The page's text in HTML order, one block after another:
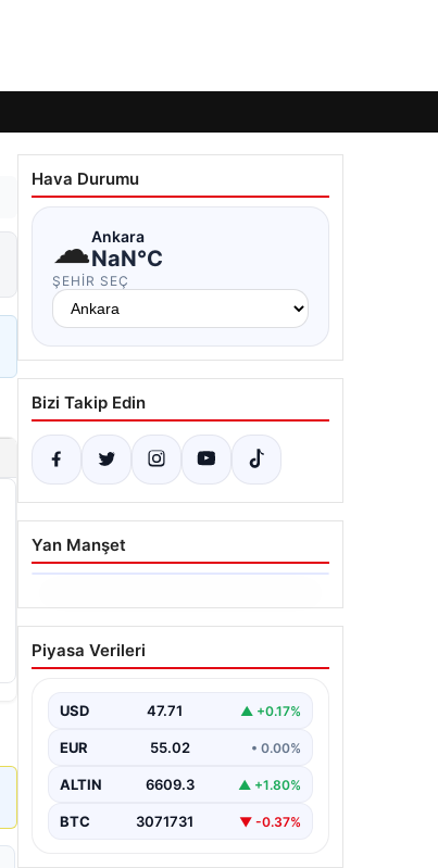
Hava Durumu
☁Ankara
NaN°C
ŞEHIR SEÇ
Bizi Takip Edin
Yan Manşet
06.08.2026
Dumanlar ilçeyi kapladı:
Bursa’da tamirhanede
Piyasa Verileri
USD 47.71 ▲ +0.17%
EUR 55.02 • 0.00%
ALTIN 6609.3 ▲ +1.80%
BTC 3071731 ▼ -0.37%